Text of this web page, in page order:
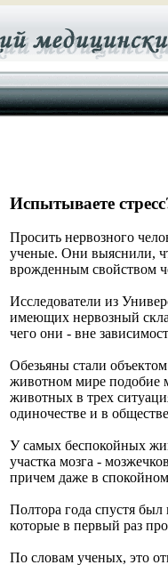
Испытываете
Просить нервозного
ученые. Они выяснили,
врожденным свойством
Исследователи из
имеющих нервозный
чего они - вне
Обезьяны стали
животном мире подобие
животных в трех
одиночестве и в
У самых беспокойных
участка мозга -
причем даже в
Полтора года спустя
которые в первый раз
По словам ученых, это